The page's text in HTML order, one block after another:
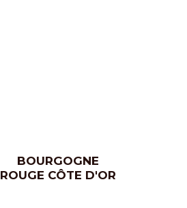
BOURGOGNE
ROUGE CÔTE D'OR